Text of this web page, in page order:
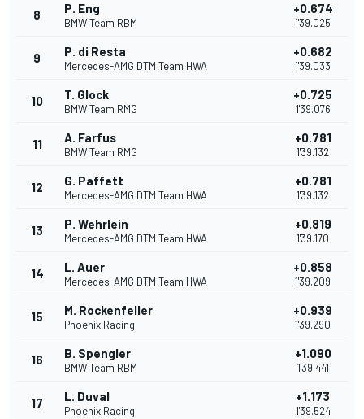
8 P. Eng
BMW Team RBM
+0.674
1'39.025
9 P. di Resta
Mercedes-AMG DTM Team HWA
+0.682
1'39.033
10 T. Glock
BMW Team RMG
+0.725
1'39.076
11 A. Farfus
BMW Team RMG
+0.781
1'39.132
12 G. Paffett
Mercedes-AMG DTM Team HWA
+0.781
1'39.132
13 P. Wehrlein
Mercedes-AMG DTM Team HWA
+0.819
1'39.170
14 L. Auer
Mercedes-AMG DTM Team HWA
+0.858
1'39.209
15 M. Rockenfeller
Phoenix Racing
+0.939
1'39.290
16 B. Spengler
BMW Team RBM
+1.090
1'39.441
17 L. Duval
Phoenix Racing
+1.173
1'39.524